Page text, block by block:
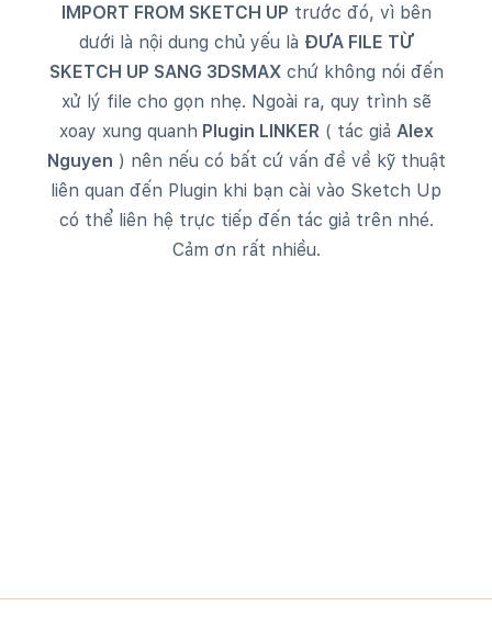
IMPORT FROM SKETCH UP trước đó, vì bên
dưới là nội dung chủ yếu là ĐƯA FILE TỪ
SKETCH UP SANG 3DSMAXchứ không nói đến
xử lý file cho gọn nhẹ. Ngoài ra, quy trình sẽ
xoay xung quanh Plugin LINKER ( tác giả Alex
Nguyen ) nên nếu có bất cứ vấn đề về kỹ thuật
liên quan đến Plugin khi bạn cài vào Sketch Up
có thể liên hệ trực tiếp đến tác giả trên nhé.
Cảm ơn rất nhiều.